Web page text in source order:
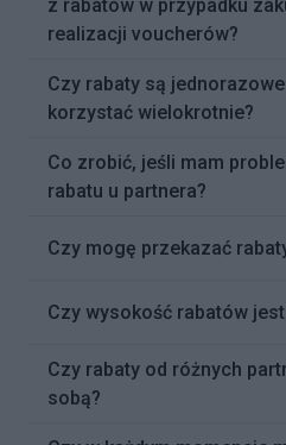
z rabatów w przypadku
realizacji voucherów?
Czy rabaty są
korzystać wielokrotnie?
Co zrobić, jeśli mam
rabatu u partnera?
Czy mogę przekazać
Czy wysokość rabatów jest
Czy rabaty od różnych
sobą?